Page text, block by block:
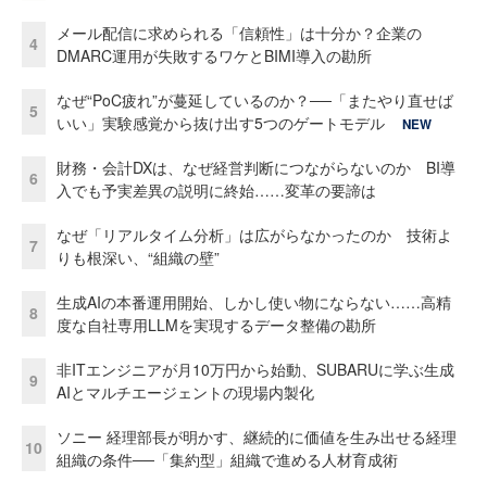
4
メール配信に求められる「信頼性」は十分か？企業の
DMARC運用が失敗するワケとBIMI導入の勘所
5
なぜ“PoC疲れ”が蔓延しているのか？──「またやり直せば
いい」実験感覚から抜け出す5つのゲートモデル
NEW
6
財務・会計DXは、なぜ経営判断につながらないのか BI導
入でも予実差異の説明に終始……変革の要諦は
7
なぜ「リアルタイム分析」は広がらなかったのか 技術よ
りも根深い、“組織の壁”
8
生成AIの本番運用開始、しかし使い物にならない……高精
度な自社専用LLMを実現するデータ整備の勘所
9
非ITエンジニアが月10万円から始動、SUBARUに学ぶ生成
AIとマルチエージェントの現場内製化
10
ソニー 経理部長が明かす、継続的に価値を生み出せる経理
組織の条件──「集約型」組織で進める人材育成術